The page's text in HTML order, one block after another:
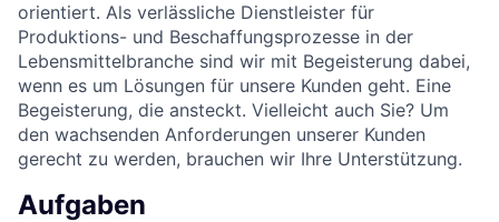
orientiert. Als verlässliche Dienstleister für
Produktions- und Beschaffungsprozesse in der
Lebensmittelbranche sind wir mit Begeisterung dabei,
wenn es um Lösungen für unsere Kunden geht. Eine
Begeisterung, die ansteckt. Vielleicht auch Sie? Um
den wachsenden Anforderungen unserer Kunden
gerecht zu werden, brauchen wir Ihre Unterstützung.
Aufgaben